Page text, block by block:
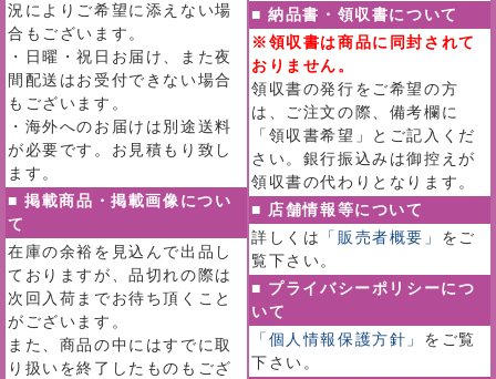
況によりご希望に添えない場
合もございます。
・日曜・祝日お届け、また夜
間配送はお受付できない場合
もございます。
・海外へのお届けは別途送料
が必要です。お見積もり致し
ます。
■ 掲載商品・掲載画像につい
て
在庫の余裕を見込んで出品し
ておりますが、品切れの際は
次回入荷までお待ち頂くこと
がございます。
また、商品の中にはすでに取
り扱いを終了したものもござ
■ 納品書・領収書について
※領収書は商品に同封されて
おりません。
領収書の発行をご希望の方
は、ご注文の際、備考欄に
「領収書希望」とご記入くだ
さい。銀行振込みは御控えが
領収書の代わりとなります。
■ 店舗情報等について
詳しくは
「販売者概要」 をご
覧下さい。
■ プライバシーポリシーにつ
いて
「個人情報保護方針」 をご覧
下さい。